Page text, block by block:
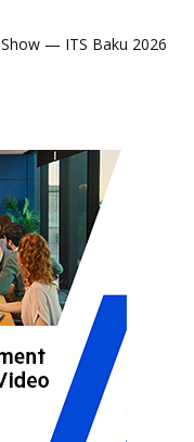
— ITS Baku 2026